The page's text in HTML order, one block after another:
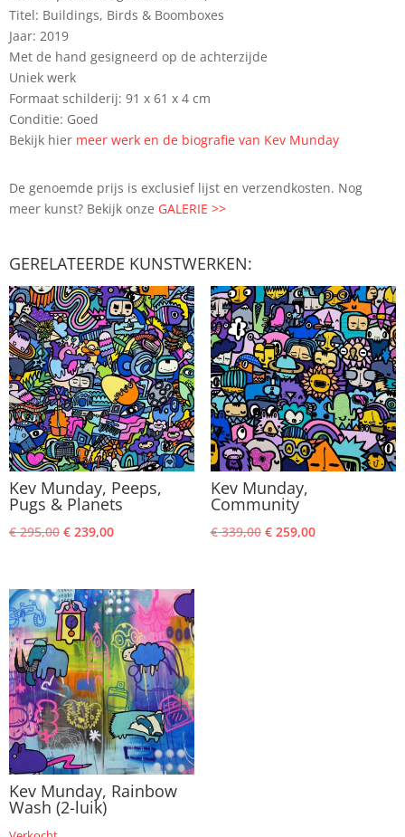
Titel: Buildings, Birds & Boomboxes
Jaar: 2019
Met de hand gesigneerd op de achterzijde
Uniek werk
Formaat schilderij: 91 x 61 x 4 cm
Conditie: Goed
Bekijk hier meer werk en de biografie van Kev Munday
De genoemde prijs is exclusief lijst en verzendkosten. Nog
meer kunst? Bekijk onze GALERIE >>
GERELATEERDE KUNSTWERKEN:
Kev Munday, Peeps,
Pugs & Planets
€295,00 Oorspronkelijke
€ 295,00.
€ 239,00Huidige
€ 239,00.
Kev Munday,
Community
€339,00 Oorspronkelijke
€259,00Huidige
Kev Munday, Rainbow
Wash (2-luik)